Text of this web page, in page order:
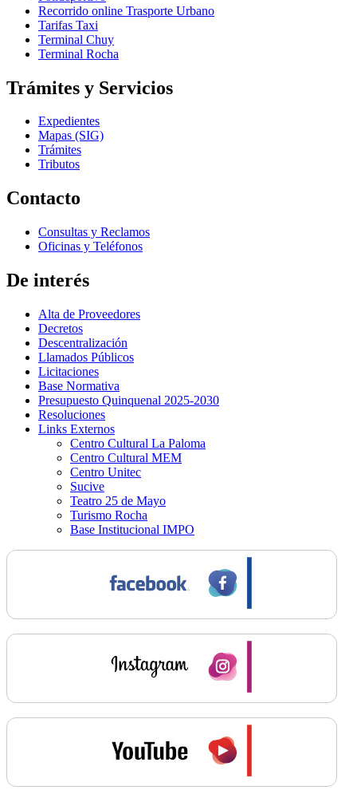
Recorrido online Trasporte Urbano
Tarifas Taxi
Terminal Chuy
Terminal Rocha
Trámites y Servicios
Expedientes
Mapas (SIG)
Trámites
Tributos
Contacto
Consultas y Reclamos
Oficinas y Teléfonos
De interés
Alta de Proveedores
Decretos
Descentralización
Llamados Públicos
Licitaciones
Base Normativa
Presupuesto Quinquenal 2025-2030
Resoluciones
Links Externos
Centro Cultural La Paloma
Centro Cultural MEM
Centro Unitec
Sucive
Teatro 25 de Mayo
Turismo Rocha
Base Institucional IMPO